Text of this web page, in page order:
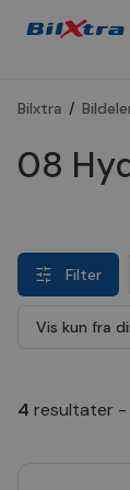
Bilxtra /
08
Filter
Vis kun fra
4 resultater -